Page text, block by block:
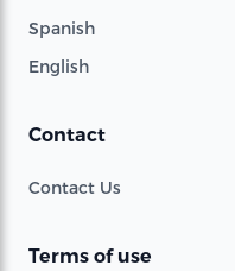
Spanish
English
Contact
Contact Us
Terms of use